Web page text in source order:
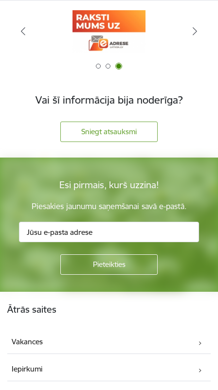
Vai šī informācija bija noderīga?
Sniegt atsauksmi
Esi pirmais, kurš uzzina!
Piesakies jaunumu saņemšanai savā e-pastā.
Ātrās saites
Vakances
Iepirkumi